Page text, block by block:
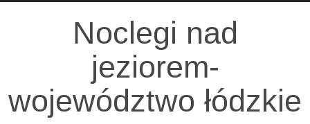
Noclegi nad
jeziorem-
województwo łódzkie